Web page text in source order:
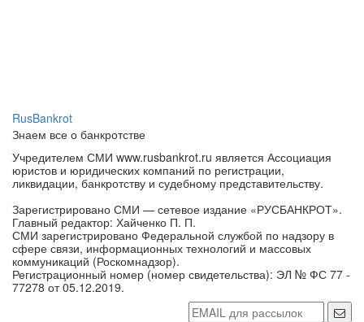
RusBankrot
Знаем все о банкротстве
Учредителем СМИ www.rusbankrot.ru является Ассоциация
юристов и юридических компаний по регистрации,
ликвидации, банкротству и судебному представительству.
Зарегистрировано СМИ — сетевое издание «РУСБАНКРОТ».
Главный редактор: Хайченко П. П.
СМИ зарегистрировано Федеральной службой по надзору в
сфере связи, информационных технологий и массовых
коммуникаций (Роскомнадзор).
Регистрационный номер (номер свидетельства): ЭЛ № ФС 77 -
77278 от 05.12.2019.